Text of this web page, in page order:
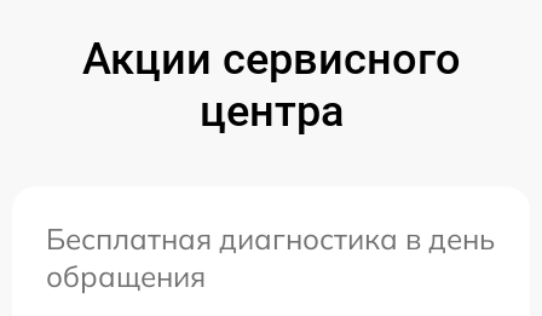
Акции сервисного
центра
Бесплатная диагностика в день
обращения